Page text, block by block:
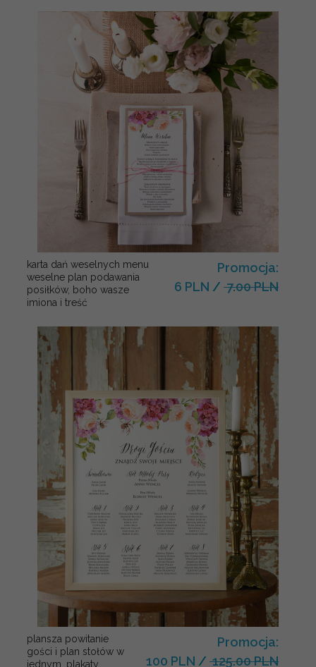
karta dań weselnych menu
weselne plan podawania
posiłków, boho wasze
imiona i treść
Promocja:
6 PLN / 7.00 PLN
plansza powitanie
gości i plan stołów w
jednym, plakaty
Promocja:
100 PLN / 125.00 PLN